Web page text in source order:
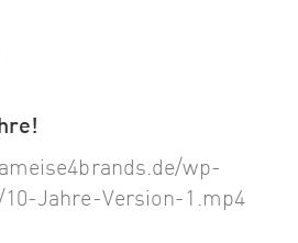
wp-
Jahre-Version-1.mp4